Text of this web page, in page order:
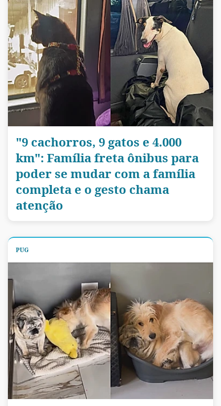
"9 cachorros, 9 gatos e 4.000
km": Família freta ônibus para
poder se mudar com a família
completa e o gesto chama
atenção
PUG